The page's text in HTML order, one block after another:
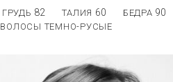
ГРУДЬ 82 ТАЛИЯ 60 БЕДРА 90
ВОЛОСЫ ТЕМНО-РУСЫЕ